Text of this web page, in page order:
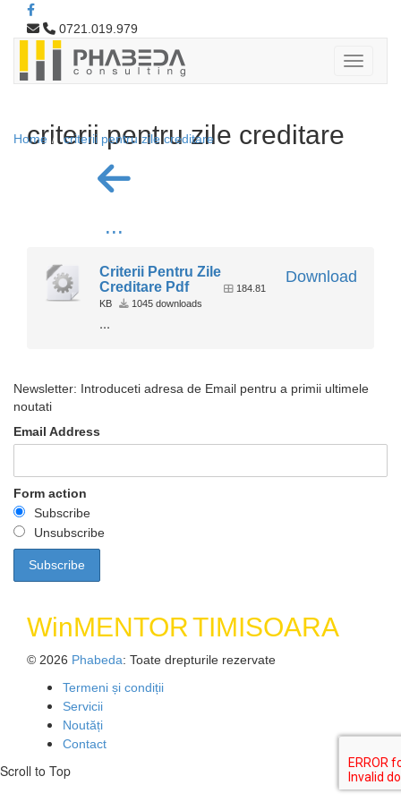
0721.019.979
criterii pentru zile creditare
Home criterii pentru zile creditare
...
Download
Criterii Pentru Zile
Creditare Pdf
184.81
KB
1045 downloads
...
Newsletter: Introduceti adresa de Email pentru a primii ultimele
noutati
Email Address
Form action
Subscribe
Unsubscribe
WinMENTORTIMISOARA
© 2026 Phabeda: Toate drepturile rezervate
Termeni și condiții
Servicii
Noutăți
Contact
Scroll to Top